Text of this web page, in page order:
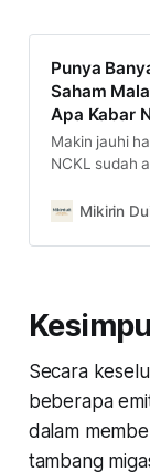
Punya
Saham
Apa Kabar
Makin jauhi
NCKL sudah
agenda
aksi
Mikirin
Secara
beberapa
dalam
tambang